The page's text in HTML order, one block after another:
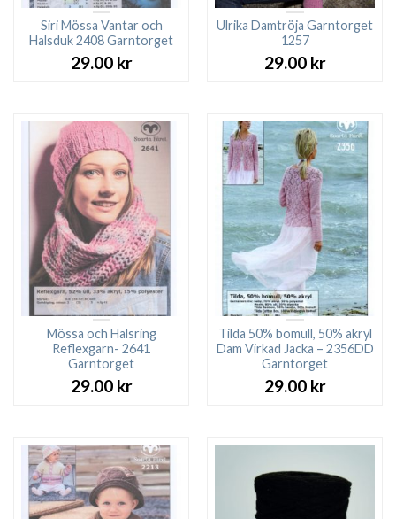
Siri Mössa Vantar och
Halsduk 2408 Garntorget
29.00 kr
Ulrika Damtröja Garntorget
1257
29.00 kr
Mössa och Halsring
Reflexgarn- 2641
Garntorget
29.00 kr
Tilda 50% bomull, 50% akryl
Dam Virkad Jacka – 2356DD
Garntorget
29.00 kr